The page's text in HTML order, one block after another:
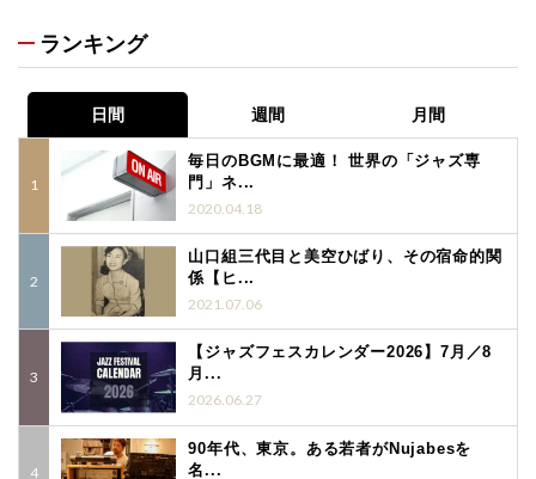
ランキング
日間 週間 月間
毎日のBGMに最適！ 世界の「ジャズ専
門」ネ...
2020.04.18
山口組三代目と美空ひばり、その宿命的関
係【ヒ...
2021.07.06
【ジャズフェスカレンダー2026】7月／8
月...
2026.06.27
90年代、東京。ある若者がNujabesを
名...